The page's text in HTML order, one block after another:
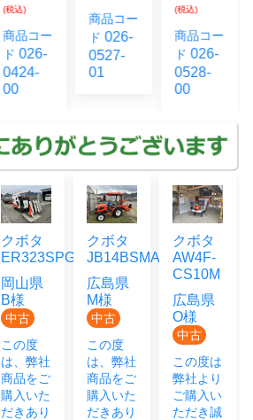
(税込)
商品コー
ド026-
0424-
00
商品コー
ド026-
0527-
01
(税込)
商品コー
ド026-
0528-
00
クボタ
ER323SPGMW
岡山県
B様
中古
この度
は、弊社
商品をご
購入いた
だきあり
クボタ
JB14BSMAGRS12J
広島県
M様
中古
この度
は、弊社
商品をご
購入いた
だきあり
クボタ
AW4F-
CS10M
広島県
O様
中古
この度は
弊社より
ご購入い
ただき誠